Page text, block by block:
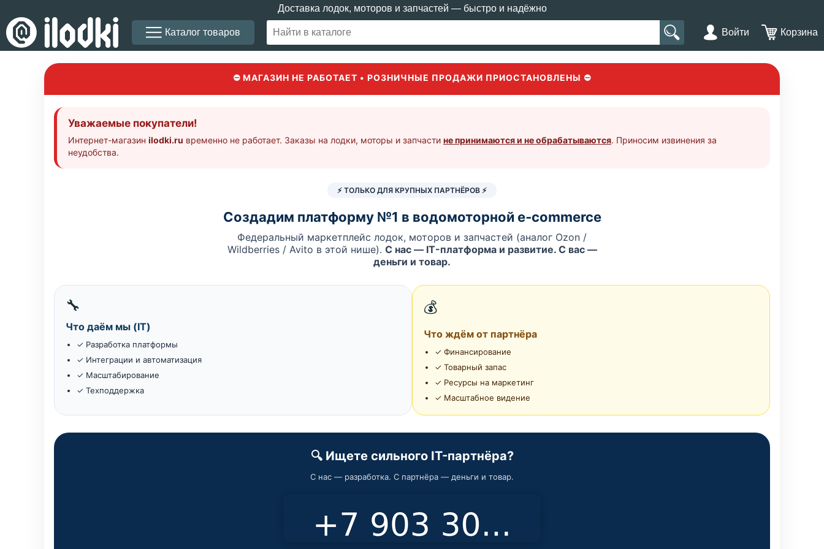
Доставка лодок, моторов и запчастей — быстро и надёжно
Каталог товаров Войти Корзина
⛔ МАГАЗИН НЕ РАБОТАЕТ • РОЗНИЧНЫЕ ПРОДАЖИ ПРИОСТАНОВЛЕНЫ ⛔
Уважаемые покупатели!
Интернет-магазин ilodki.ru временно не работает. Заказы на лодки, моторы и запчасти не принимаются и не обрабатываются. Приносим извинения за
неудобства.
⚡ ТОЛЬКО ДЛЯ КРУПНЫХ ПАРТНЁРОВ ⚡
Создадим платформу №1 в водомоторной e‑commerce
Федеральный маркетплейс лодок, моторов и запчастей (аналог Ozon /
Wildberries / Avito в этой нише). С нас — IT-платформа и развитие. С вас —
деньги и товар.
🔧
Что даём мы (IT)
✓ Разработка платформы
✓ Интеграции и автоматизация
✓ Масштабирование
✓ Техподдержка
💰
Что ждём от партнёра
✓ Финансирование
✓ Товарный запас
✓ Ресурсы на маркетинг
✓ Масштабное видение
🔍 Ищете сильного IT-партнёра?
С нас — разработка. С партнёра — деньги и товар.